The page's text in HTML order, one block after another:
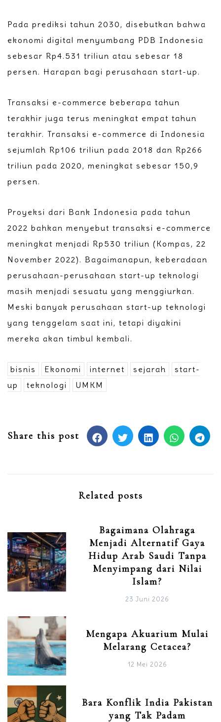
Pada prediksi tahun 2030, disebutkan bahwa
ekonomi digital menyumbang PDB Indonesia
sebesar Rp4.531 triliun atau sebesar 18
persen. Harapan bagi perusahaan start-up.
Transaksi e-commerce beberapa tahun
terakhir juga terus meningkat empat tahun
terakhir. Transaksi e-commerce di Indonesia
sejumlah Rp106 triliun pada 2018 dan Rp266
triliun pada 2020, meningkat sebesar 150,9
persen.
Proyeksi dari Bank Indonesia pada tahun
2022 bahkan menyebut transaksi e-commerce
meningkat menjadi Rp530 triliun (Kompas, 22
November 2022). Bagaimanapun, keberadaan
perusahaan-perusahaan start-up teknologi
masih menjadi sesuatu yang menggiurkan.
Meski banyak perusahaan start-up teknologi
yang tenggelam saat ini, tetapi diyakini
mereka akan timbul kembali.
bisnis Ekonomi internet sejarah
start-
up
teknologi UMKM
Share this post
Related posts
Bagaimana Olahraga
Menjadi Alternatif Gaya
Hidup Arab Saudi Tanpa
Menyimpang dari Nilai
Islam?
23 Juni 2026
Mengapa Akuarium Mulai
Melarang Cetacea?
12 Mei 2026
Bara Konflik India Pakistan
yang Tak Padam